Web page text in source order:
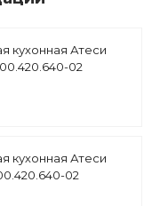
кухонная Атеси
02
кухонная Атеси
02